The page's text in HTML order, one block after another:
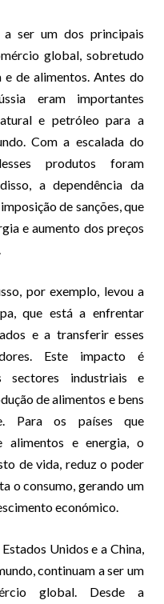
ser um dos principais
global, sobretudo
de alimentos. Antes do
eram importantes
e petróleo para a
Com a escalada do
produtos foram
a dependência da
de sanções, que
e aumento dos preços
por exemplo, levou a
que está a enfrentar
e a transferir esses
Este impacto é
sectores industriais e
de alimentos e bens
Para os países que
alimentos e energia, o
de vida, reduz o poder
o consumo, gerando um
económico.
Unidos e a China,
continuam a ser um
global. Desde a